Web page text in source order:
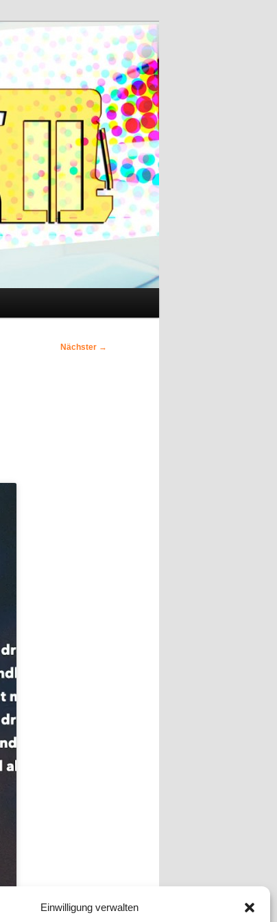
Einwilligung verwalten
Nächster →